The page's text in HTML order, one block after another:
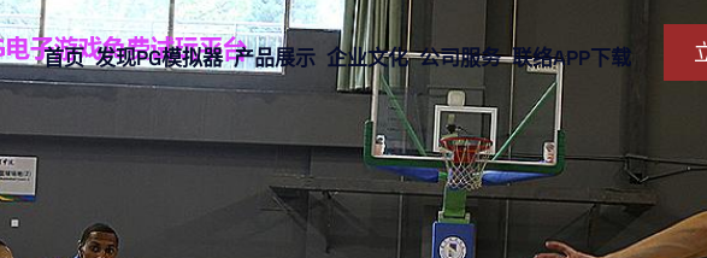
首页 发现PG模拟器 产品展示 企业文化 公司服务 联络APP下载